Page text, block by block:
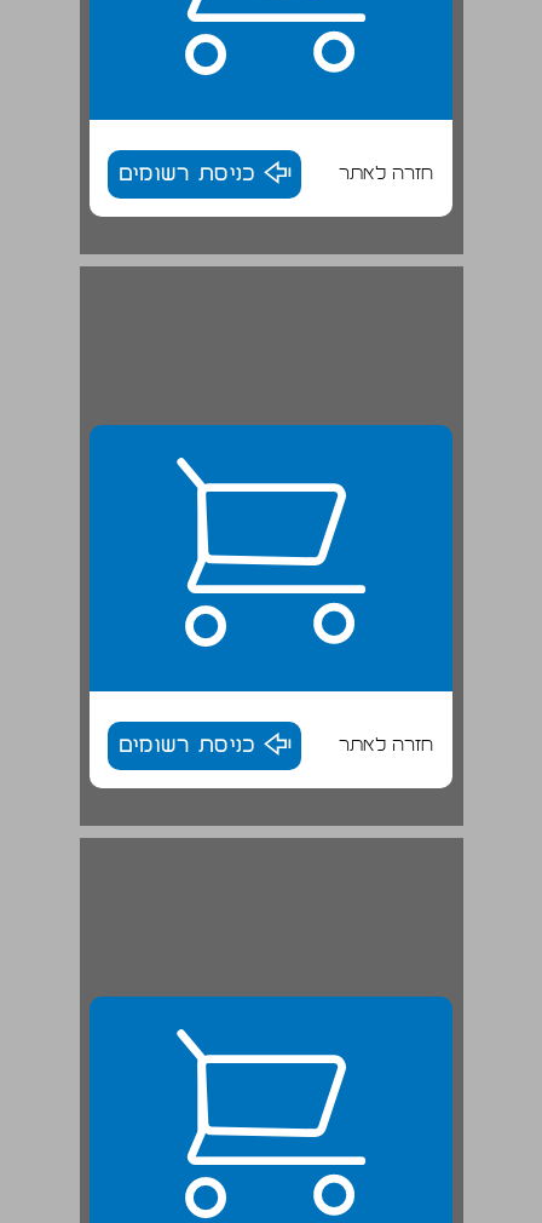
חזרה לאתר כניסת רשומים
חזרה לאתר כניסת רשומים